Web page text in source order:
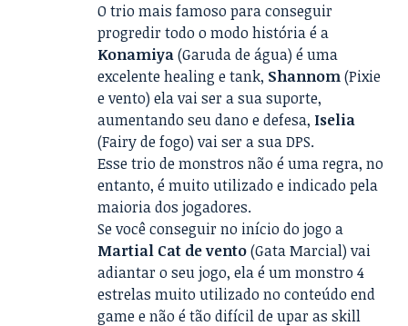
O trio mais famoso para conseguir
progredir todo o modo história é a
Konamiya(Garuda de água) é uma
excelente healing e tank, Shannom(Pixie
e vento) ela vai ser a sua suporte,
aumentando seu dano e defesa, Iselia
(Fairy de fogo) vai ser a sua DPS.
Esse trio de monstros não é uma regra, no
entanto, é muito utilizado e indicado pela
maioria dos jogadores.
Se você conseguir no início do jogo a
Martial Cat de vento(Gata Marcial) vai
adiantar o seu jogo, ela é um monstro 4
estrelas muito utilizado no conteúdo end
game e não é tão difícil de upar as skill